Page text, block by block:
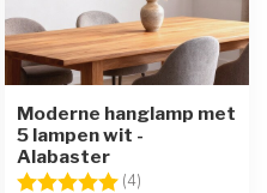
Moderne hanglamp met
5 lampen wit -
Alabaster
Beoordeling: (4)